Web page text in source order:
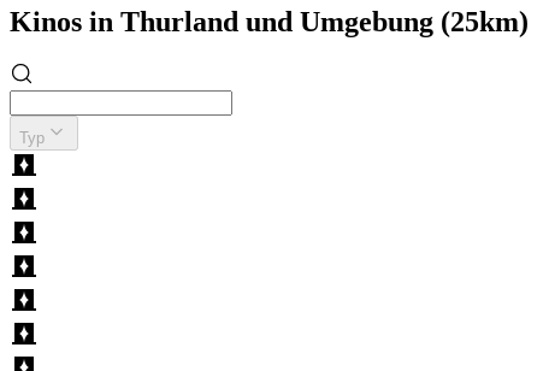
Kinos in Thurland und Umgebung (25km)
Typ